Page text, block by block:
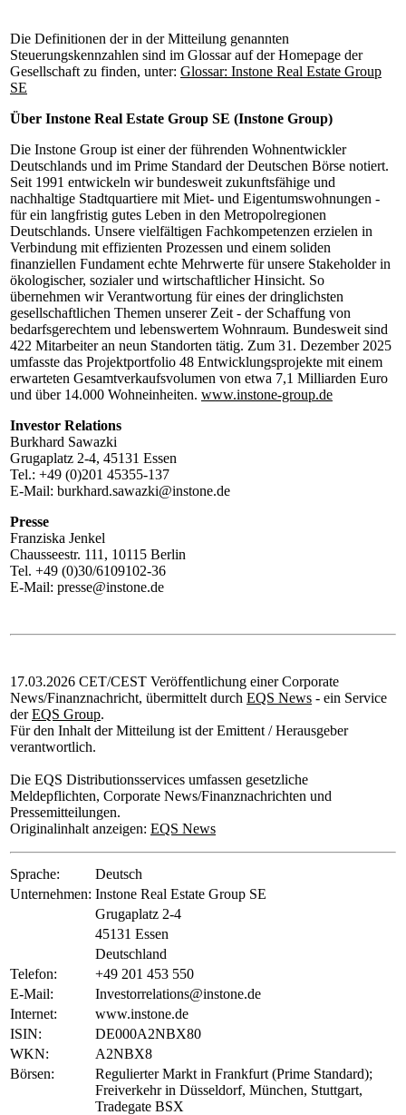
Die Definitionen der in der Mitteilung genannten
Steuerungskennzahlen sind im Glossar auf der Homepage der
Gesellschaft zu finden, unter: Glossar: Instone Real Estate Group
SE
Über Instone Real Estate Group SE (Instone Group)
Die Instone Group ist einer der führenden Wohnentwickler
Deutschlands und im Prime Standard der Deutschen Börse notiert.
Seit 1991 entwickeln wir bundesweit zukunftsfähige und
nachhaltige Stadtquartiere mit Miet- und Eigentumswohnungen -
für ein langfristig gutes Leben in den Metropolregionen
Deutschlands. Unsere vielfältigen Fachkompetenzen erzielen in
Verbindung mit effizienten Prozessen und einem soliden
finanziellen Fundament echte Mehrwerte für unsere Stakeholder in
ökologischer, sozialer und wirtschaftlicher Hinsicht. So
übernehmen wir Verantwortung für eines der dringlichsten
gesellschaftlichen Themen unserer Zeit - der Schaffung von
bedarfsgerechtem und lebenswertem Wohnraum. Bundesweit sind
422 Mitarbeiter an neun Standorten tätig. Zum 31. Dezember 2025
umfasste das Projektportfolio 48 Entwicklungsprojekte mit einem
erwarteten Gesamtverkaufsvolumen von etwa 7,1 Milliarden Euro
und über 14.000 Wohneinheiten. www.instone-group.de
Investor Relations
Burkhard Sawazki
Grugaplatz 2-4, 45131 Essen
Tel.: +49 (0)201 45355-137
E-Mail: burkhard.sawazki@instone.de
Presse
Franziska Jenkel
Chausseestr. 111, 10115 Berlin
Tel. +49 (0)30/6109102-36
E-Mail: presse@instone.de
17.03.2026 CET/CEST Veröffentlichung einer Corporate
News/Finanznachricht, übermittelt durch EQS News - ein Service
derEQS Group.
Für den Inhalt der Mitteilung ist der Emittent / Herausgeber
verantwortlich.
Die EQS Distributionsservices umfassen gesetzliche
Meldepflichten, Corporate News/Finanznachrichten und
Pressemitteilungen.
Originalinhalt anzeigen: EQS News
Sprache:
Deutsch
Unternehmen: Instone Real Estate Group SE
Grugaplatz 2-4
45131 Essen
Deutschland
Telefon:
+49 201 453 550
E-Mail:
Investorrelations@instone.de
Internet:
www.instone.de
ISIN:
DE000A2NBX80
WKN:
A2NBX8
Börsen:
Regulierter Markt in Frankfurt (Prime Standard);
Freiverkehr in Düsseldorf, München, Stuttgart,
Tradegate BSX